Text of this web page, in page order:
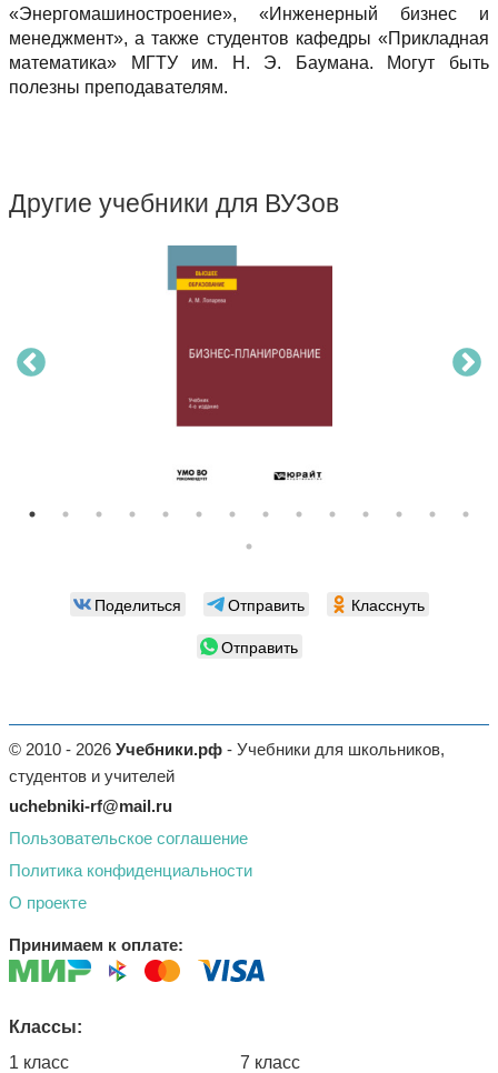
«Энергомашиностроение», «Инженерный бизнес и
менеджмент», а также студентов кафедры «Прикладная
математика» МГТУ им. Н. Э. Баумана. Могут быть
полезны преподавателям.
Другие учебники для ВУЗов
Поделиться Отправить
Класснуть
Отправить
© 2010 - 2026 Учебники.рф - Учебники для школьников,
студентов и учителей
uchebniki-rf@mail.ru
Пользовательское соглашение
Политика конфиденциальности
О проекте
Принимаем к оплате:
Классы:
1 класс
7 класс